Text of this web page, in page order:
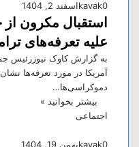
kavakاسفند 2, 1404 0
استقبال مکرون
علیه تعرفه‌های
به گزارش کاوک نیوزرئیس
آمریکا در مورد تعرفه‌ها
دموکراسی‌ها…
بیشتر بخوانید »
اجتماعی
kavakبهمن 19, 1404 0